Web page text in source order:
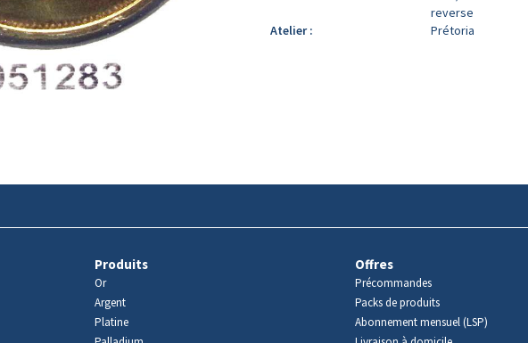
reverse
Atelier :
Prétoria
Produits
Or
Argent
Platine
Offres
Précommandes
Packs de produits
Abonnement mensuel (LSP)